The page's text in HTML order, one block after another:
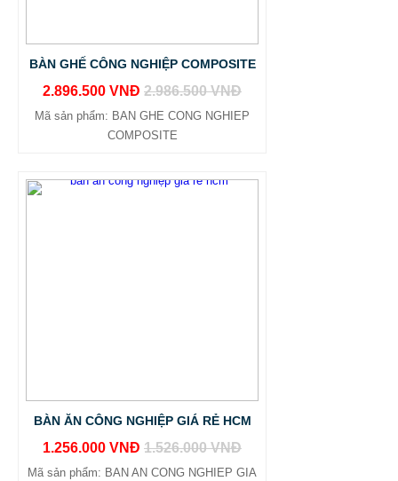
BÀN GHẾ CÔNG NGHIỆP COMPOSITE
2.896.500 VNĐ 2.986.500 VNĐ
Mã sản phẩm: BAN GHE CONG NGHIEP
COMPOSITE
BÀN ĂN CÔNG NGHIỆP GIÁ RẺ HCM
1.256.000 VNĐ 1.526.000 VNĐ
Mã sản phẩm: BAN AN CONG NGHIEP GIA